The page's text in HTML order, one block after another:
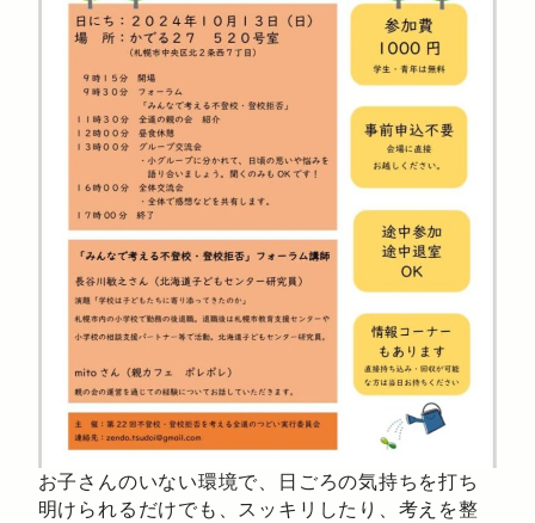
お子さんのいない環境で、日ごろの気持ちを打ち
明けられるだけでも、スッキリしたり、考えを整